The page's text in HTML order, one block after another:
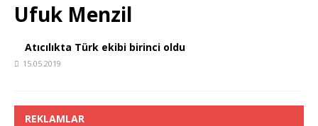
Ufuk Menzil
Atıcılıkta Türk ekibi birinci oldu
15.05.2019
REKLAMLAR